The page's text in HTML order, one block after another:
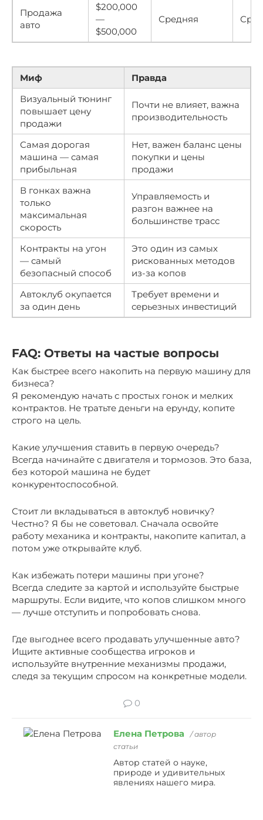
Продажа
авто
$200,000
—
$500,000
Средняя
Миф
Правда
Визуальный тюнинг
повышает цену
продажи
Почти не влияет, важна
производительность
Самая дорогая
машина — самая
прибыльная
Нет, важен баланс цены
покупки и цены
продажи
В гонках важна
только
максимальная
скорость
Управляемость и
разгон важнее на
большинстве трасс
Контракты на угон
— самый
безопасный способ
Это один из самых
рискованных методов
из-за копов
Автоклуб окупается
за один день
Требует времени и
серьезных инвестиций
FAQ: Ответы на частые вопросы
Как быстрее всего накопить на первую машину для
бизнеса?
Я рекомендую начать с простых гонок и мелких
контрактов. Не тратьте деньги на ерунду, копите
строго на цель.
Какие улучшения ставить в первую очередь?
Всегда начинайте с двигателя и тормозов. Это база,
без которой машина не будет
конкурентоспособной.
Стоит ли вкладываться в автоклуб новичку?
Честно? Я бы не советовал. Сначала освойте
работу механика и контракты, накопите капитал, а
потом уже открывайте клуб.
Как избежать потери машины при угоне?
Всегда следите за картой и используйте быстрые
маршруты. Если видите, что копов слишком много
— лучше отступить и попробовать снова.
Где выгоднее всего продавать улучшенные авто?
Ищите активные сообщества игроков и
используйте внутренние механизмы продажи,
следя за текущим спросом на конкретные модели.
0
Елена Петрова
/ автор
статьи
Автор статей о науке,
природе и удивительных
явлениях нашего мира.